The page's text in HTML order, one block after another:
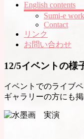
English contents
Sumi-e
Contact
リンク
お問い合わせ
12/5イベントの様
イベントでのライブ
ギャラリーの方にも